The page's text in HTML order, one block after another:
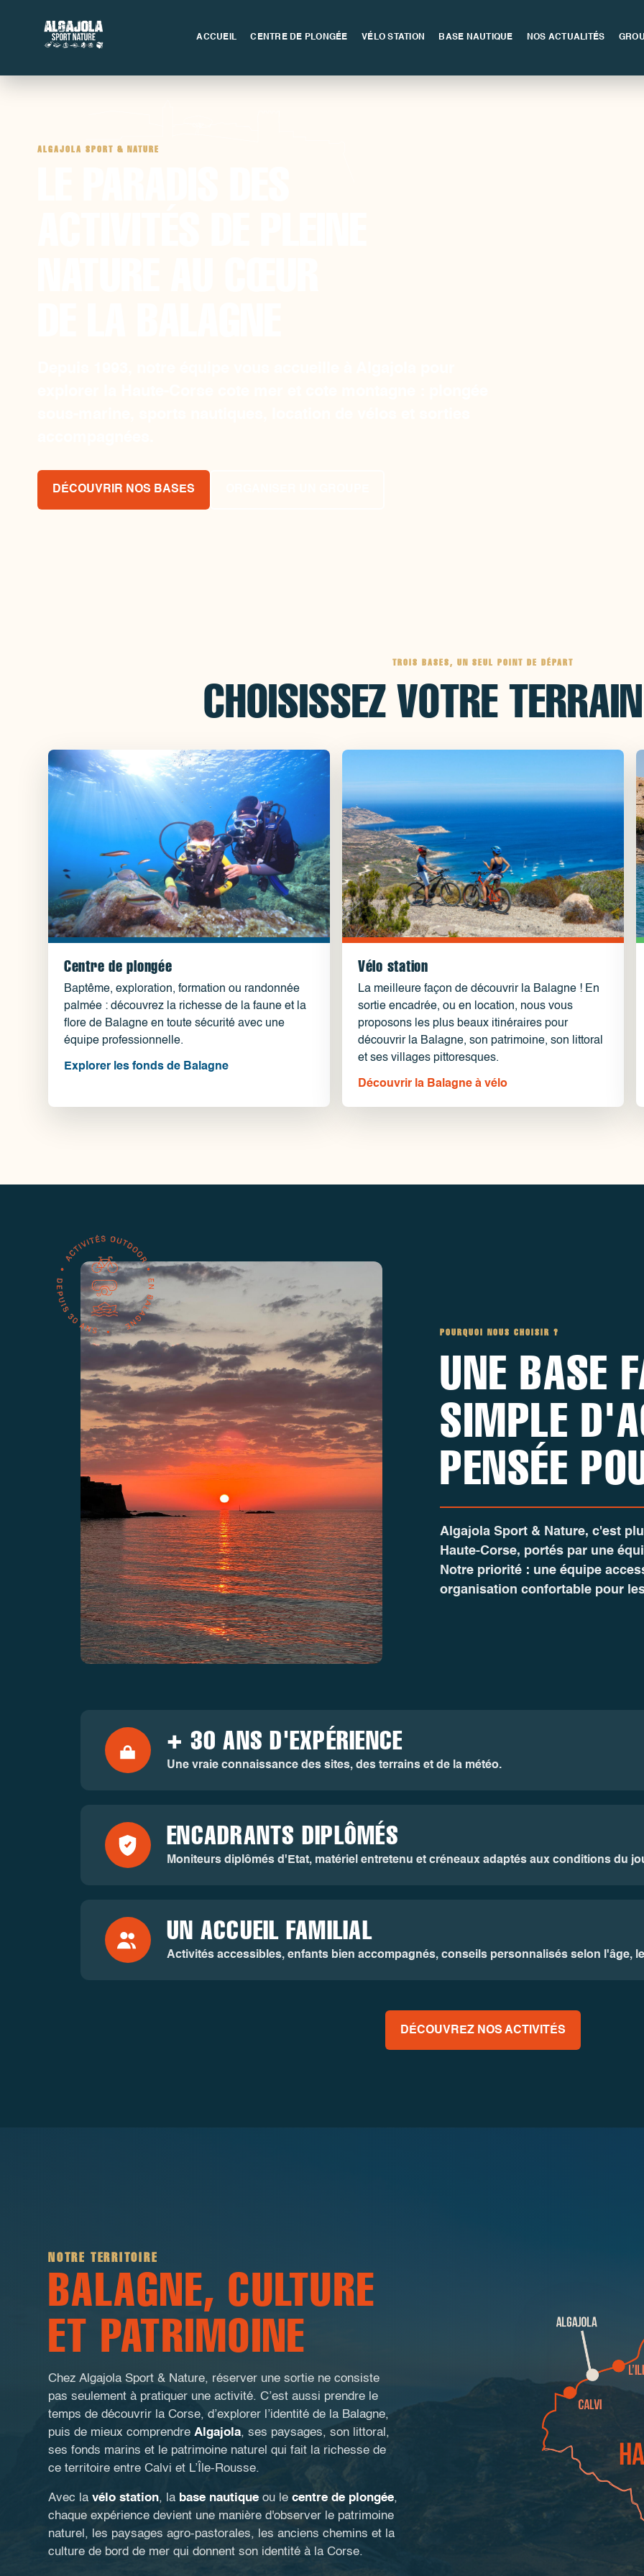
ACCUEIL CENTRE DE PLONGÉE VÉLO STATION BASE NAUTIQUE NOS ACTUALITÉS
ALGAJOLA SPORT & NATURE
DÉCOUVRIR NOS BASES
TROIS BASES, UN SEUL POINT DE DÉPART
CHOISISSEZ VOTRE
Centre de plongée
Baptême, exploration, formation ou randonnée
palmée : découvrez la richesse de la faune et la
flore de Balagne en toute sécurité avec une
équipe professionnelle.
Explorer les fonds de Balagne
Vélo station
La meilleure façon de découvrir la Balagne ! En
sortie encadrée, ou en location, nous vous
proposons les plus beaux itinéraires pour
découvrir la Balagne, son patrimoine, son littoral
et ses villages pittoresques.
Découvrir la Balagne à vélo
POURQUOI NOUS CHOISIR ?
UNE BASE
SIMPLE
PENSÉE
Algajola Sport & Nature, c'est
Haute-Corse, portés par une
Notre priorité : une équipe
organisation confortable pour
+ 30 ANS D'EXPÉRIENCE
Une vraie connaissance des sites, des terrains et de la météo.
ENCADRANTS DIPLÔMÉS
Moniteurs diplômés d'Etat, matériel entretenu et créneaux adaptés aux conditions du
UN ACCUEIL FAMILIAL
Activités accessibles, enfants bien accompagnés, conseils personnalisés selon l'âge,
DÉCOUVREZ NOS ACTIVITÉS
NOTRE TERRITOIRE
BALAGNE, CULTURE
ET PATRIMOINE
Chez Algajola Sport & Nature, réserver une sortie ne consiste
pas seulement à pratiquer une activité. C’est aussi prendre le
temps de découvrir la Corse, d’explorer l’identité de la Balagne,
puis de mieux comprendreAlgajola, ses paysages, son littoral,
ses fonds marins et le patrimoine naturel qui fait la richesse de
ce territoire entre Calvi et L’Île-Rousse.
Avec lavélo station, la base nautique ou lecentre de plongée,
chaque expérience devient une manière d'observer le patrimoine
naturel, les paysages agro-pastorales, les anciens chemins et la
culture de bord de mer qui donnent son identité à la Corse.